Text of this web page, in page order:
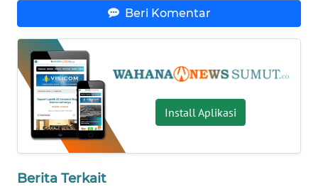
Beri Komentar
Install Aplikasi
Berita Terkait
DAIRI
WN
DANAU
TOBA
NIAS